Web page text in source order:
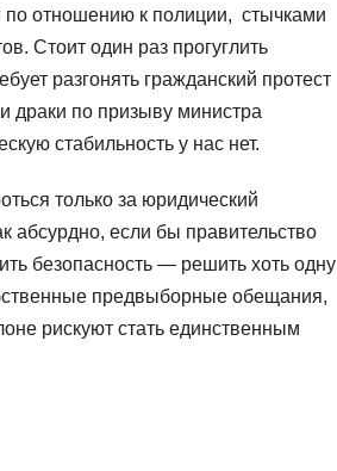
по отношению к полиции, стычками
Стоит один раз прогуглить
разгонять гражданский протест
драки по призыву министра
стабильность у нас нет.
только за юридический
абсурдно, если бы правительство
безопасность — решить хоть одну
предвыборные обещания,
рискуют стать единственным